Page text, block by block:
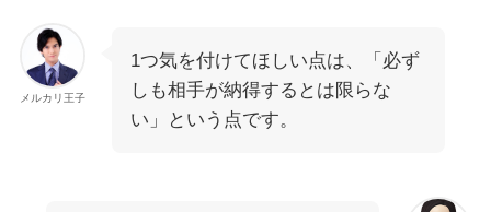
メルカリ王子
1つ気を付けてほしい点は、「必ず
しも相手が納得するとは限らな
い」という点です。